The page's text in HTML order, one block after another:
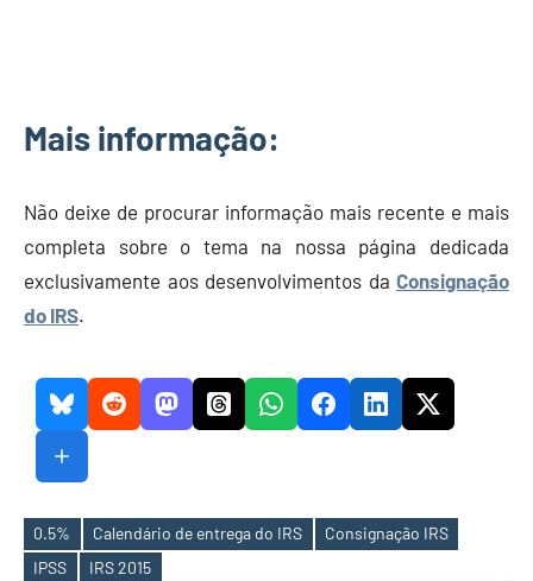
Mais informação:
Não deixe de procurar informação mais recente e mais
completa sobre o tema na nossa página dedicada
exclusivamente aos desenvolvimentos da Consignação
do IRS.
0.5% Calendário de entrega do IRS
Consignação IRS
IPSS
IRS 2015